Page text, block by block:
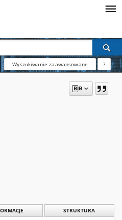
Wyszukiwanie zaawansowane ?
STRUKTURA